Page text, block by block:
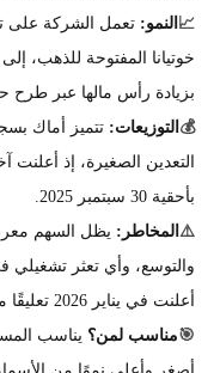
📈 النمو: تعمل الشركة على
خوتيانا المفتوحة للذهب،
بزيادة رأس مالها عبر طرح حقوق
💰 التوزيعات: تتميز أماك
بأحقية 30 سبتمبر 2025.
⚠️ المخاطر: يظل السهم
والتوسع، وأي تعثر تشغيلي
أعلنت في يناير 2026 تعليقًا مؤقتًا لأحد مصانع المعالجة.
🎯مناسب لمن؟ يناسب